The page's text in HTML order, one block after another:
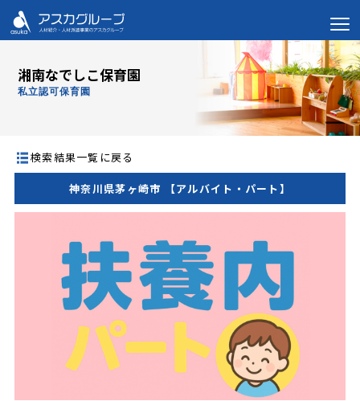
湘南なでしこ保育園
私立認可保育園
検索結果一覧に戻る
神奈川県茅ヶ崎市 【アルバイト・パート】